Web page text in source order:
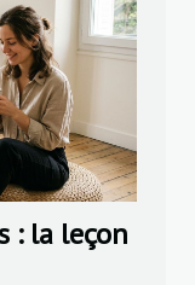
: la leçon